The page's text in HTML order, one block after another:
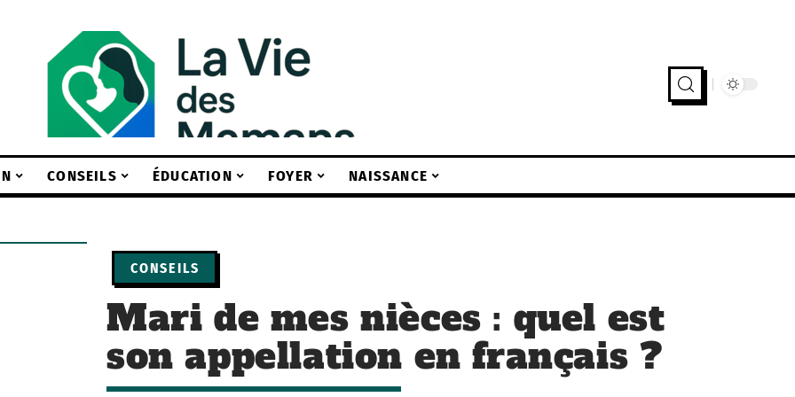
CONSEILS ÉDUCATION FOYER NAISSANCE
CONSEILS
Mari de mes nièces : quel est
son appellation en français ?